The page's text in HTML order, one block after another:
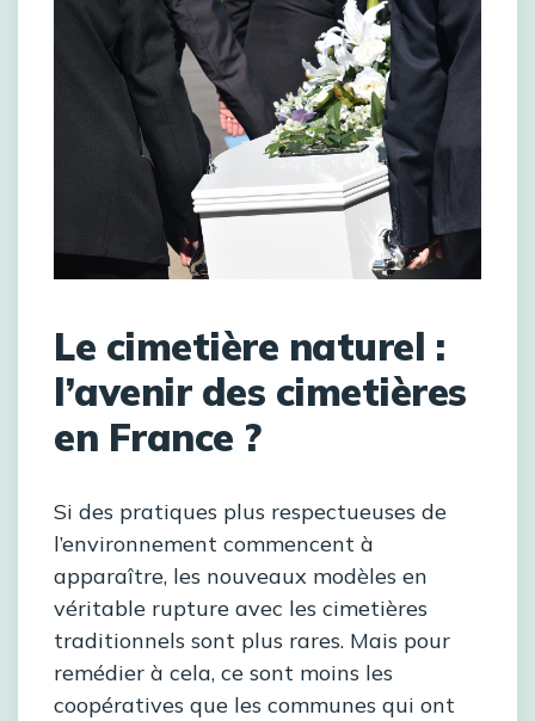
Le cimetière naturel :
l’avenir des cimetières
en France ?
Si des pratiques plus respectueuses de
l’environnement commencent à
apparaître, les nouveaux modèles en
véritable rupture avec les cimetières
traditionnels sont plus rares. Mais pour
remédier à cela, ce sont moins les
coopératives que les communes qui ont